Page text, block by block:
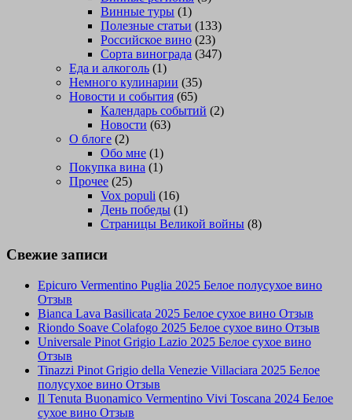
Винные туры (1)
Полезные статьи (133)
Российское вино (23)
Сорта винограда (347)
Еда и алкоголь (1)
Немного кулинарии (35)
Новости и события (65)
Календарь событий (2)
Новости (63)
О блоге (2)
Обо мне (1)
Покупка вина (1)
Прочее (25)
Vox populi (16)
День победы (1)
Страницы Великой войны (8)
Свежие записи
Epicuro Vermentino Puglia 2025 Белое полусухое вино
Отзыв
Bianca Lava Basilicata 2025 Белое сухое вино Отзыв
Riondo Soave Colafogo 2025 Белое сухое вино Отзыв
Universale Pinot Grigio Lazio 2025 Белое сухое вино
Отзыв
Tinazzi Pinot Grigio della Venezie Villaciara 2025 Белое
полусухое вино Отзыв
Il Tenuta Buonamico Vermentino Vivi Toscana 2024 Белое
сухое вино Отзыв